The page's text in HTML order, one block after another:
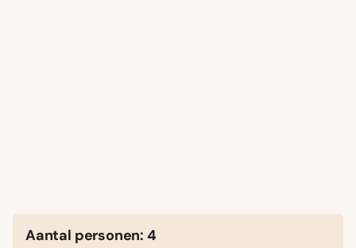
Aantal personen: 4